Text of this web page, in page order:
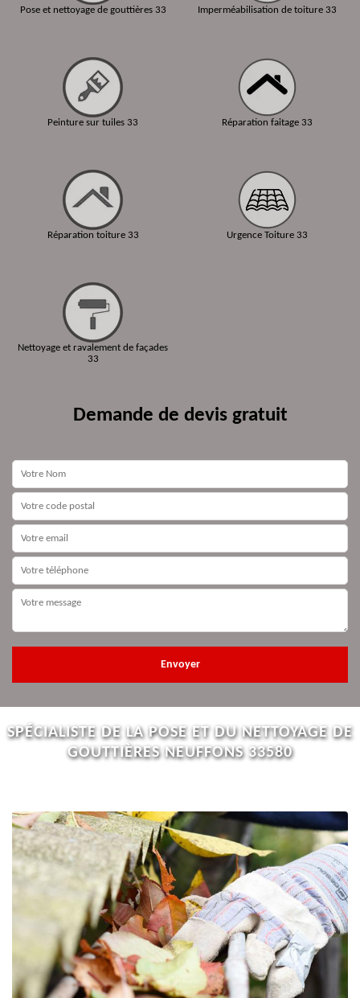
Pose et nettoyage de gouttières 33
Peinture sur tuiles 33
Réparation toiture 33
Nettoyage et ravalement de façades
33
Imperméabilisation de toiture 33
Réparation faitage 33
Urgence Toiture 33
Demande de devis gratuit
SPÉCIALISTE DE LA POSE ET DU NETTOYAGE DE
GOUTTIÈRES NEUFFONS 33580